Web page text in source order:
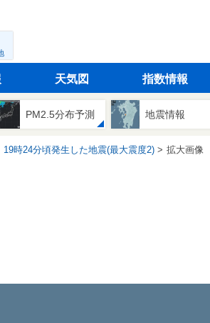
天気図 指数情報
PM2.5分布予測 地震情報
19時24分頃発生した地震(最大震度2) 拡大画像